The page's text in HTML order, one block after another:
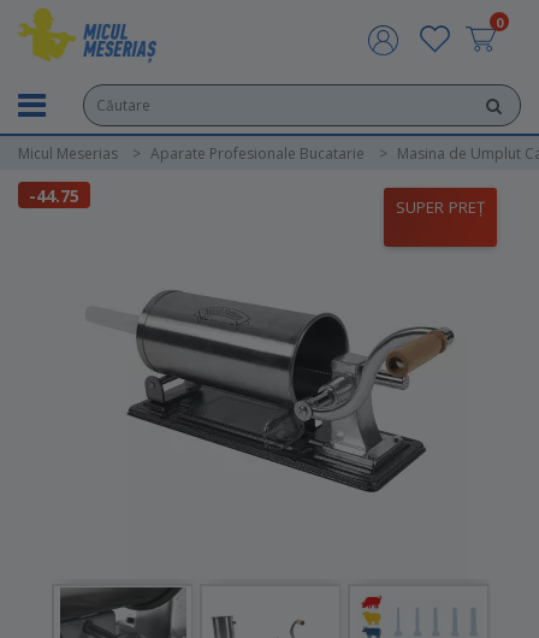
0
Micul Meserias Aparate Profesionale Bucatarie Masina de Umplut
-44.75
SUPER PREȚ